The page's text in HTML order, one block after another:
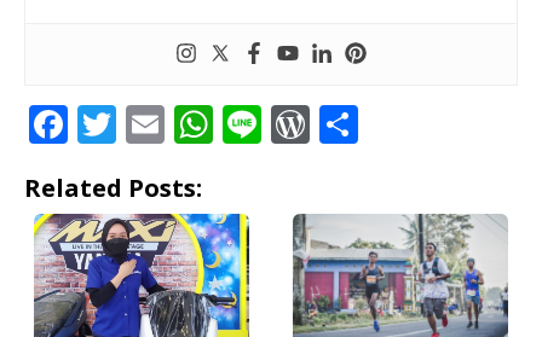
F
c
e
b
o
T
it
te
r
E
ai
l
W
at
s
A
p
Li W
r
d
P
r
ar
e
Related Posts: